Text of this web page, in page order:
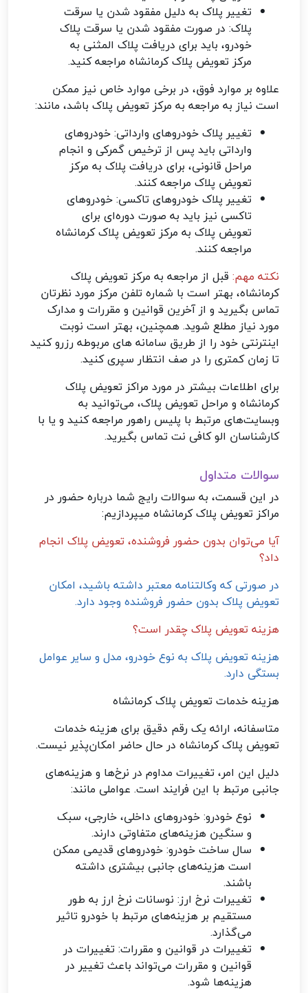
تغییر پلاک به دلیل مفقود شدن یا سرقت
پلاک: در صورت مفقود شدن یا سرقت پلاک
خودرو، باید برای دریافت پلاک المثنی به
مرکز تعویض پلاک کرمانشاه مراجعه کنید.
علاوه بر موارد فوق، در برخی موارد خاص نیز ممکن
است نیاز به مراجعه به مرکز تعویض پلاک باشد، مانند:
تغییر پلاک خودروهای وارداتی: خودروهای
وارداتی باید پس از ترخیص گمرکی و انجام
مراحل قانونی، برای دریافت پلاک به مرکز
تعویض پلاک مراجعه کنند.
تغییر پلاک خودروهای تاکسی: خودروهای
تاکسی نیز باید به صورت دوره‌ای برای
تعویض پلاک به مرکز تعویض پلاک کرمانشاه
مراجعه کنند.
نکته مهم: قبل از مراجعه به مرکز تعویض پلاک
کرمانشاه، بهتر است با شماره تلفن مرکز مورد نظرتان
تماس بگیرید و از آخرین قوانین و مقررات و مدارک
مورد نیاز مطلع شوید. همچنین، بهتر است نوبت
اینترنتی خود را از طریق سامانه های مربوطه رزرو کنید
تا زمان کمتری را در صف انتظار سپری کنید.
برای اطلاعات بیشتر در مورد مراکز تعویض پلاک
کرمانشاه و مراحل تعویض پلاک، می‌توانید به
وبسایت‌های مرتبط با پلیس راهور مراجعه کنید و یا با
کارشناسان الو کافی نت تماس بگیرید.
سوالات متداول
در این قسمت، به سوالات رایج شما درباره حضور در
مراکز تعویض پلاک کرمانشاه میپردازیم:
آیا می‌توان بدون حضور فروشنده، تعویض پلاک انجام
داد؟
در صورتی که وکالتنامه معتبر داشته باشید، امکان
تعویض پلاک بدون حضور فروشنده وجود دارد.
هزینه تعویض پلاک چقدر است؟
هزینه تعویض پلاک به نوع خودرو، مدل و سایر عوامل
بستگی دارد.
هزینه خدمات تعویض پلاک کرمانشاه
متاسفانه، ارائه یک رقم دقیق برای هزینه خدمات
تعویض پلاک کرمانشاه در حال حاضر امکان‌پذیر نیست.
دلیل این امر، تغییرات مداوم در نرخ‌ها و هزینه‌های
جانبی مرتبط با این فرایند است. عواملی مانند:
نوع خودرو: خودروهای داخلی، خارجی، سبک
و سنگین هزینه‌های متفاوتی دارند.
سال ساخت خودرو: خودروهای قدیمی ممکن
است هزینه‌های جانبی بیشتری داشته
باشند.
تغییرات نرخ ارز: نوسانات نرخ ارز به طور
مستقیم بر هزینه‌های مرتبط با خودرو تاثیر
می‌گذارد.
تغییرات در قوانین و مقررات: تغییرات در
قوانین و مقررات می‌تواند باعث تغییر در
هزینه‌ها شود.